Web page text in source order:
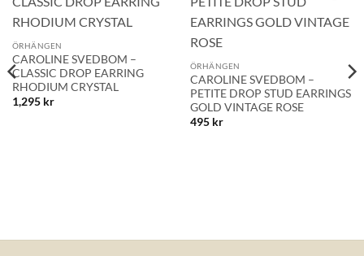
önskelistan!
ÖRHÄNGEN
CAROLINE SVEDBOM –
CLASSIC DROP EARRING
RHODIUM CRYSTAL
1,295 kr
önskelistan!
ÖRHÄNGEN
CAROLINE SVEDBOM –
PETITE DROP STUD EARRINGS
GOLD VINTAGE ROSE
495 kr